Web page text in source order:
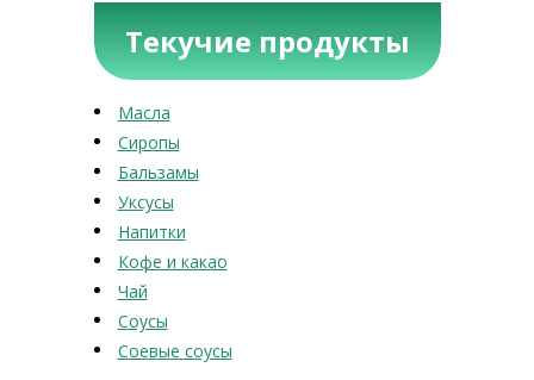
Текучие продукты
Масла
Сиропы
Бальзамы
Уксусы
Напитки
Кофе и какао
Чай
Соусы
Соевые соусы